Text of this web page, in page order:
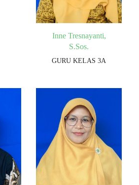
Inne Tresnayanti,
S.Sos.
GURU KELAS 3A